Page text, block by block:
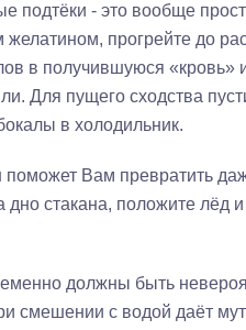
подтёки - это вообще
прогрейте до
в получившуюся
Для пущего сходства
в холодильник.
Вам превратить
стакана, положите лёд
должны быть
смешении с водой даёт